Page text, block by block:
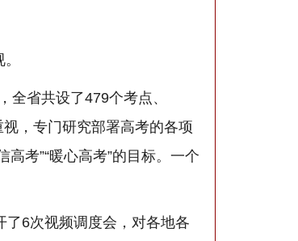
省共设了479个考点、
，专门研究部署高考的各项
考”“暖心高考”的目标。一个
6次视频调度会，对各地各